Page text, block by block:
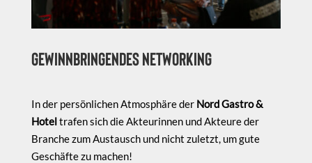
Gewinnbringendes Networking
In der persönlichen Atmosphäre der Nord Gastro &
Hoteltrafen sich die Akteurinnen und Akteure der
Branche zum Austausch und nicht zuletzt, um gute
Geschäfte zu machen!